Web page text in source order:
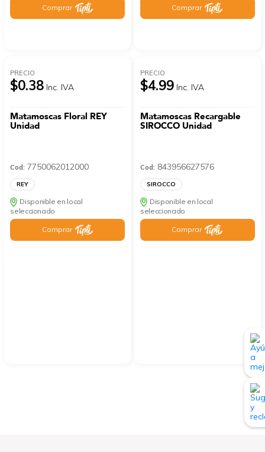
Comprar Comprar
PRECIO
$0.38 Inc. IVA
Matamoscas Floral REY
Unidad
Cod: 7750062012000
REY
Disponible en local
seleccionado
Comprar
PRECIO
$4.99 Inc. IVA
Matamoscas Recargable
SIROCCO Unidad
Cod: 843956627576
SIROCCO
Disponible en local
seleccionado
Comprar